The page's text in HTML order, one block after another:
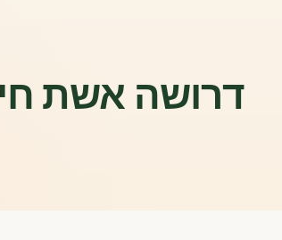
דרושה אשת